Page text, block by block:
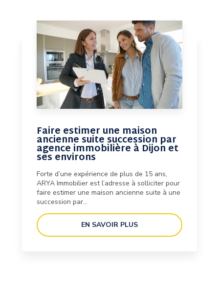
Faire estimer une maison
ancienne suite succession par
agence immobilière à Dijon et
ses environs
Forte d’une expérience de plus de 15 ans,
ARYA Immobilier est l’adresse à solliciter pour
faire estimer une maison ancienne suite à une
succession par...
EN SAVOIR PLUS